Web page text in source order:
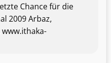
Chance für die
2009 Arbaz,